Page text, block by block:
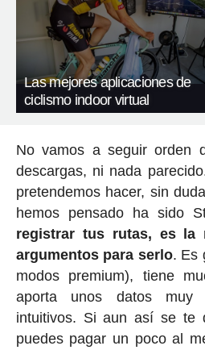
Las mejores aplicaciones de
ciclismo indoor virtual
No vamos a seguir orden
descargas, ni nada
pretendemos hacer, sin
hemos pensado ha sido
registrar tus rutas, es la
argumentos para serlo. Es
modos premium), tiene
aporta unos datos muy
intuitivos. Si aun así se te
puedes pagar un poco al